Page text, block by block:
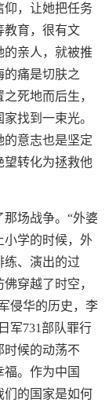
仰，让她把任务
教育，很有文
的亲人，就被推
痛是切肤之
死地而后生，
找到一束光。
的意志也是坚定
望转化为拯救他
场战争。“外婆
小学的时候，外
练、演出的过
穿越了时空，
侵华的历史，李
军731部队罪行
时候的动荡不
。作为中国
们的国家是如何